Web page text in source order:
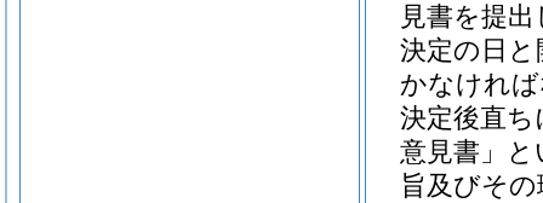
見書を提
決定の日
かなけれ
決定後直ち
意見書」と
旨及びそ